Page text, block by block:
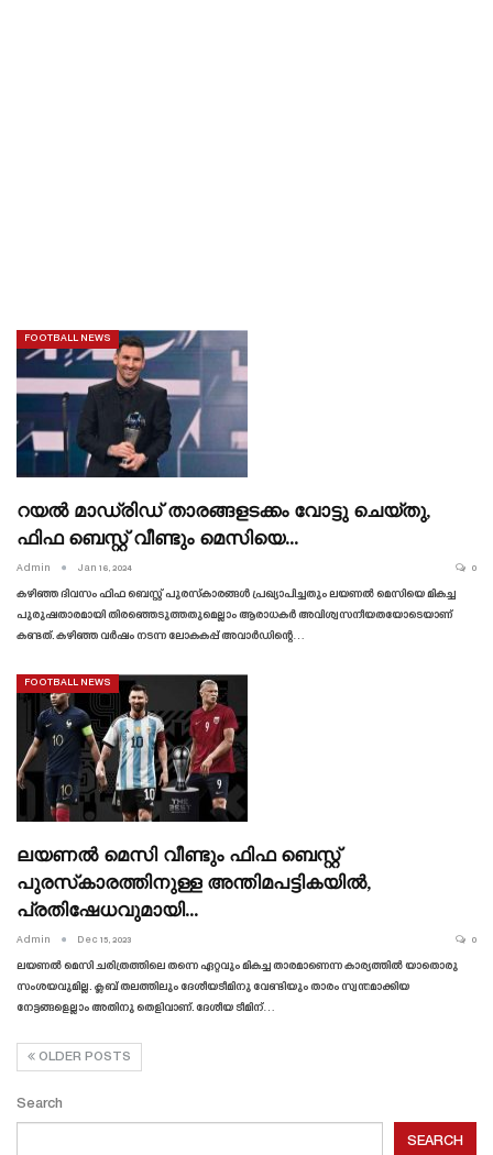
FOOTBALL NEWS
റയൽ മാഡ്രിഡ് താരങ്ങളടക്കം വോട്ടു ചെയ്‌തു,
ഫിഫ ബെസ്റ്റ് വീണ്ടും മെസിയെ…
Admin Jan 16, 2024 0
കഴിഞ്ഞ ദിവസം ഫിഫ ബെസ്റ്റ് പുരസ്‌കാരങ്ങൾ പ്രഖ്യാപിച്ചതും ലയണൽ മെസിയെ മികച്ച
പുരുഷതാരമായി തിരഞ്ഞെടുത്തതുമെല്ലാം ആരാധകർ അവിശ്വസനീയതയോടെയാണ്
കണ്ടത്. കഴിഞ്ഞ വർഷം നടന്ന ലോകകപ്പ് അവാർഡിന്റെ…
FOOTBALL NEWS
ലയണൽ മെസി വീണ്ടും ഫിഫ ബെസ്റ്റ്
പുരസ്‌കാരത്തിനുള്ള അന്തിമപട്ടികയിൽ,
പ്രതിഷേധവുമായി…
Admin Dec 15, 2023 0
ലയണൽ മെസി ചരിത്രത്തിലെ തന്നെ ഏറ്റവും മികച്ച താരമാണെന്ന കാര്യത്തിൽ യാതൊരു
സംശയവുമില്ല. ക്ലബ് തലത്തിലും ദേശീയടീമിനു വേണ്ടിയും താരം സ്വന്തമാക്കിയ
നേട്ടങ്ങളെല്ലാം അതിനു തെളിവാണ്. ദേശീയ ടീമിന്…
OLDER POSTS
Search
SEARCH